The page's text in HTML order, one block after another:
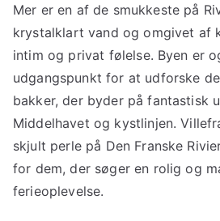
Mer er en af de smukkeste på
krystalklart vand og omgivet af
intim og privat følelse. Byen er
udgangspunkt for at udforske
bakker, der byder på fantastisk
Middelhavet og kystlinjen.
skjult perle på Den Franske
for dem, der søger en rolig og
ferieoplevelse.